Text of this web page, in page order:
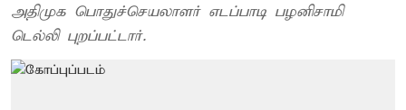
அதிமுக பொதுச்செயலாளர் எடப்பாடி பழனிசாமி
டெல்லி புறப்பட்டார்.